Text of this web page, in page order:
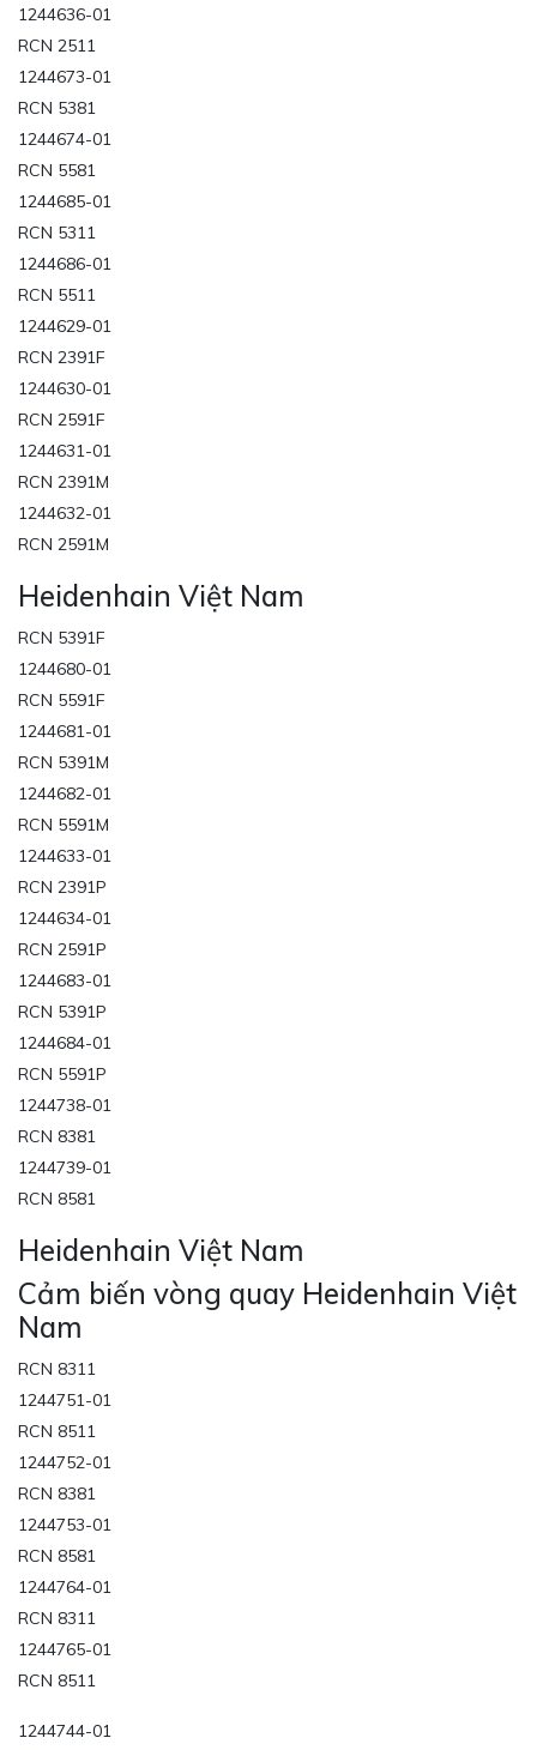
1244636-01
RCN 2511
1244673-01
RCN 5381
1244674-01
RCN 5581
1244685-01
RCN 5311
1244686-01
RCN 5511
1244629-01
RCN 2391F
1244630-01
RCN 2591F
1244631-01
RCN 2391M
1244632-01
RCN 2591M
Heidenhain Việt Nam
RCN 5391F
1244680-01
RCN 5591F
1244681-01
RCN 5391M
1244682-01
RCN 5591M
1244633-01
RCN 2391P
1244634-01
RCN 2591P
1244683-01
RCN 5391P
1244684-01
RCN 5591P
1244738-01
RCN 8381
1244739-01
RCN 8581
Heidenhain Việt Nam
Cảm biến vòng quay Heidenhain Việt
Nam
RCN 8311
1244751-01
RCN 8511
1244752-01
RCN 8381
1244753-01
RCN 8581
1244764-01
RCN 8311
1244765-01
RCN 8511
1244744-01